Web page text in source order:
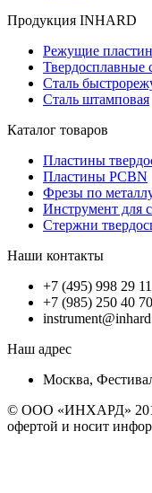
Продукция INHARD
Режущие
Твердосплавные
Сталь
Сталь штамповая
Каталог товаров
Пластины
Пластины PCBN
Фрезы по
Инструмент для
Стержни
Наши контакты
+7 (495) 998 29 11
+7 (985) 250 40 70
Наш адрес
Москва,
© ООО «ИНХАРД»
офертой и носит